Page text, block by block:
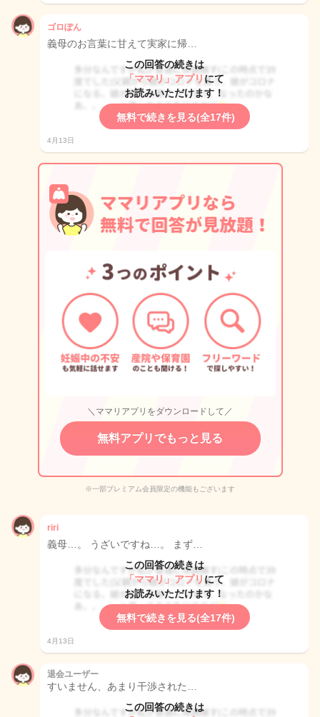
ゴロぽん
義母のお言葉に甘えて実家に帰…
この回答の続きは
「ママリ」アプリ にて
お読みいただけます！
無料で続きを見る(全17件)
4月13日
＼ママリアプリをダウンロードして／
無料アプリでもっと見る
※一部プレミアム会員限定の機能もございます
riri
義母…。 うざいですね…。 まず…
この回答の続きは
「ママリ」アプリ にて
お読みいただけます！
無料で続きを見る(全17件)
4月13日
退会ユーザー
すいません、あまり干渉された…
この回答の続きは